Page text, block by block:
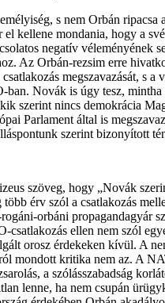
s nem Orbán ripacsa
el kellene mondania, hogy a
negatív véleményének
Az Orbán-rezsim erre
megszavazását, s a
ban. Novák is úgy tesz, mintha
szerint nincs demokrácia
Parlament által is
szerint bizonyított
szöveg, hogy „Novák
érv szól a csatlakozás
orbáni propagandagyár
csatlakozás ellen nem szól
orosz érdekeken kívül. A
mondott kritika nem az. A
a szólásszabadság
lenne, ha nem csupán